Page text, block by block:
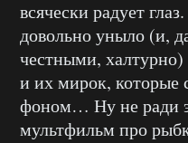
всячески радует
довольно уныло (и,
честными,
и их мирок, которые
фоном… Ну не ради
мультфильм про